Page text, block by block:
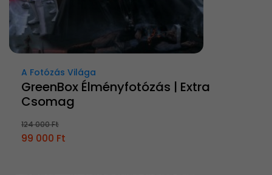
A Fotózás Világa
GreenBox Élményfotózás | Extra
Csomag
124 000 Ft
99 000 Ft